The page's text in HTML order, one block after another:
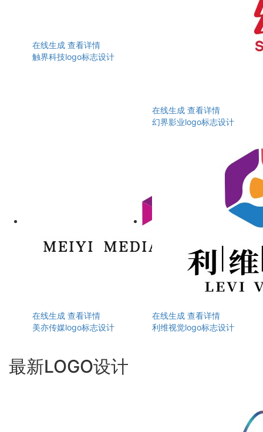
在线生成 查看详情
触界科技logo标志设计
在线生成 查看详情
幻界影业logo标志设计
在线生成 查看详情
美亦传媒logo标志设计
在线生成 查看详情
利维视觉logo标志设计
最新LOGO设计